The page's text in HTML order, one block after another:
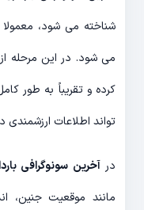
می شود. در این مرحله
کرده و تقریباً به طور
تواند اطلاعات ارزشمندی
درآخرین سونوگرافی
مانند موقعیت جنین،